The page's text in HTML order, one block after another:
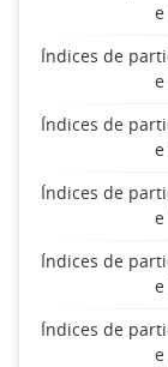
Índices de
Índices de
Índices de
Índices de
Índices de